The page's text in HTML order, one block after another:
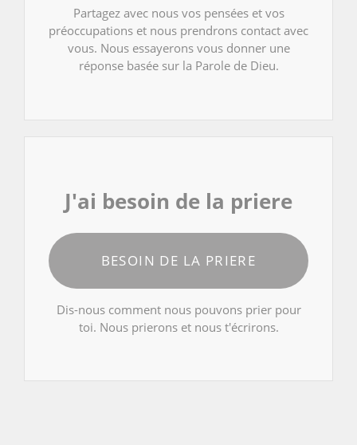
Partagez avec nous vos pensées et vos
préoccupations et nous prendrons contact avec
vous. Nous essayerons vous donner une
réponse basée sur la Parole de Dieu.
J'ai besoin de la priere
BESOIN DE LA PRIERE
Dis-nous comment nous pouvons prier pour
toi. Nous prierons et nous t'écrirons.